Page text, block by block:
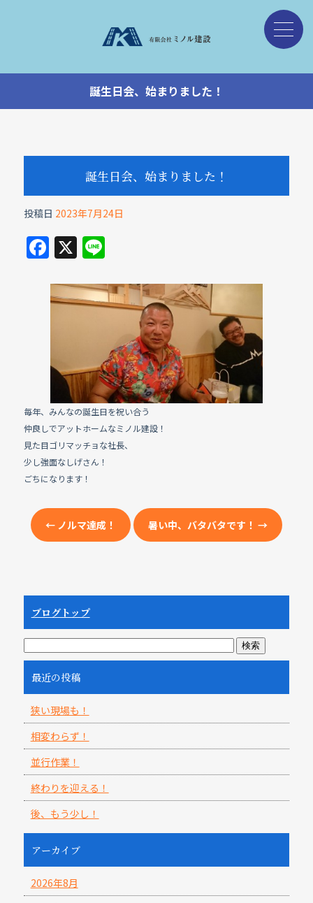
誕生日会、始まりました！
誕生日会、始まりました！
投稿日 2023年7月24日
F
a
c
e
o
o
k
X Li
e
毎年、みんなの誕生日を祝い合う
仲良しでアットホームなミノル建設！
見た目ゴリマッチョな社長、
少し強面なしげさん！
ごちになります！
←ノルマ達成！ 暑い中、バタバタです！→
ブログトップ
最近の投稿
狭い現場も！
相変わらず！
並行作業！
終わりを迎える！
後、もう少し！
アーカイブ
2026年8月